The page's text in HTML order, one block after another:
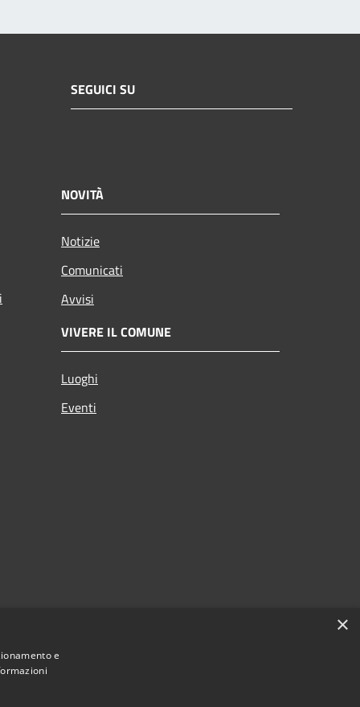
SEGUICI SU
NOVITÀ
Notizie
Comunicati
Avvisi
VIVERE IL COMUNE
Luoghi
Eventi
×
e